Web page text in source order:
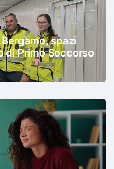
spazi
di Primo Soccorso